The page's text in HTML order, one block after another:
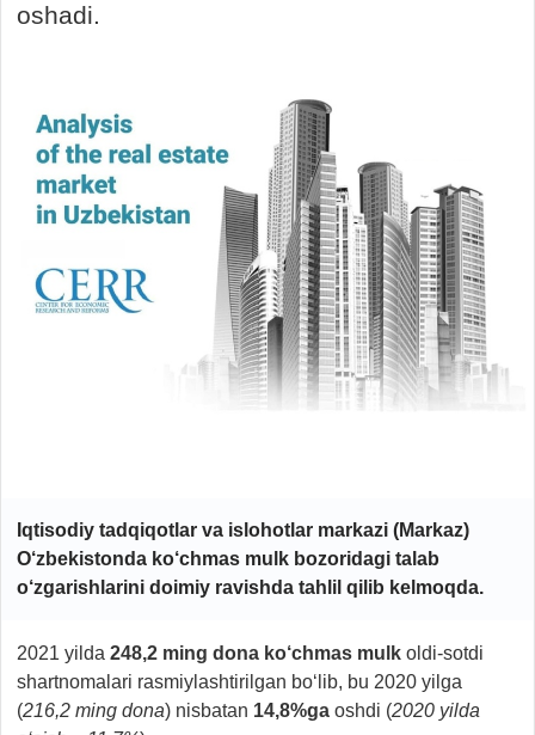
oshadi.
Iqtisodiy tadqiqotlar va islohotlar markazi (Markaz)
O‘zbekistonda ko‘chmas mulk bozoridagi talab
o‘zgarishlarini doimiy ravishda tahlil qilib kelmoqda.
2021 yilda 248,2 ming dona ko‘chmas mulk oldi-sotdi
shartnomalari rasmiylashtirilgan bo‘lib, bu 2020 yilga
(216,2 ming dona) nisbatan 14,8%ga oshdi (2020 yilda